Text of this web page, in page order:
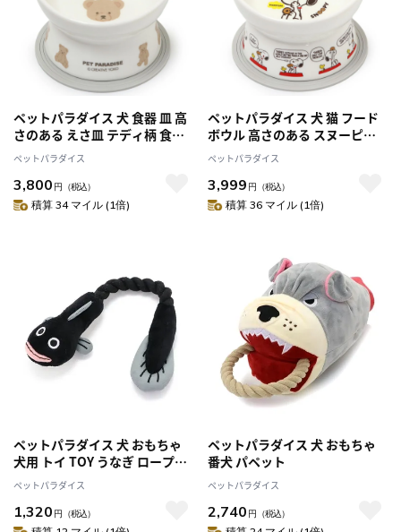
ペットパラダイス 犬 食器 皿 高
さのある えさ皿 テディ柄 食べ
やすい フードボウル
ペットパラダイス
3,800 円 （税込）
積算 34 マイル (1倍)
ペットパラダイス 犬 猫 フード
ボウル 高さのある スヌーピー
陶器 えさ皿
ペットパラダイス
3,999 円 （税込）
積算 36 マイル (1倍)
ペットパラダイス 犬 おもちゃ
犬用 トイ TOY うなぎ ロープト
イ 小
ペットパラダイス
1,320 円 （税込）
ペットパラダイス 犬 おもちゃ
番犬 パペット
ペットパラダイス
2,740 円 （税込）